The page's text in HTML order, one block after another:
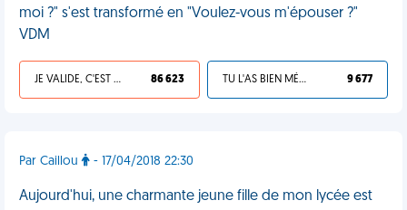
moi ?" s'est transformé en "Voulez-vous m'épouser ?"
VDM
JE VALIDE, C'EST UNE VDM 86 623 TU L'AS BIEN MÉRITÉ 9 677
Par Caillou - 17/04/2018 22:30
Aujourd'hui, une charmante jeune fille de mon lycée est